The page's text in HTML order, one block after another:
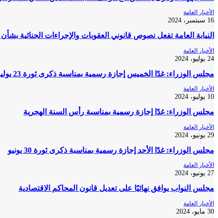
الأخبار العامة
16 سبتمبر، 2024
النيابة العامة تفعل نصوص قانوني العقوبات والإجراءات الجنائية
الأخبار العامة
24 يوليو، 2024
مجلس الوزراء: غدًا الخميس إجازة رسمية بمناسبة ذكرى ثورة 23 يوليو
الأخبار العامة
10 يوليو، 2024
مجلس الوزراء: غدًا إجازة رسمية بمناسبة رأس السنة الهجرية
الأخبار العامة
29 يونيو، 2024
مجلس الوزراء: غدًا الأحد إجازة رسمية بمناسبة ذكرى ثورة 30 يونيو
الأخبار العامة
27 يونيو، 2024
مجلس النواب يوافق نهائيًا على تعديل قانون المحاكم الاقتصادية
الأخبار العامة
30 مايو، 2024